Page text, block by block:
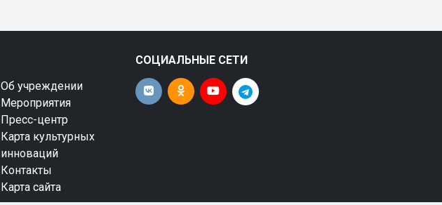
Об учреждении
Мероприятия
Пресс-центр
Карта культурных
инноваций
Контакты
Карта сайта
СОЦИАЛЬНЫЕ СЕТИ